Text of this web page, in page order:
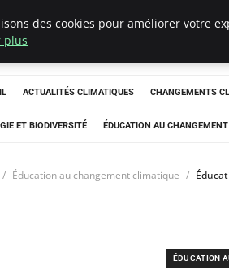
ACTUALITÉS CLIMATIQUES CHANGEMENTS
ET BIODIVERSITÉ ÉDUCATION AU
Éducation au changement climatique
ÉDUCATION
des cookies pour améliorer votre
plus